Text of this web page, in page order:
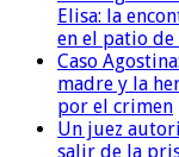
Elisa: la
en el patio de
Caso
madre y la
por el crimen
Un juez
salir de la